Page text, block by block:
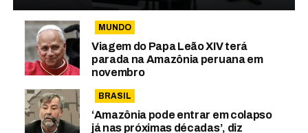
MUNDO
Viagem do Papa Leão XIV terá
parada na Amazônia peruana em
novembro
BRASIL
‘Amazônia pode entrar em colapso
já nas próximas décadas’, diz